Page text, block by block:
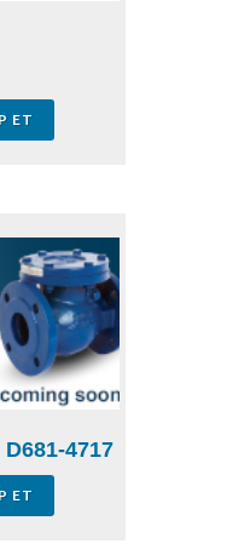
ET
4717
ET